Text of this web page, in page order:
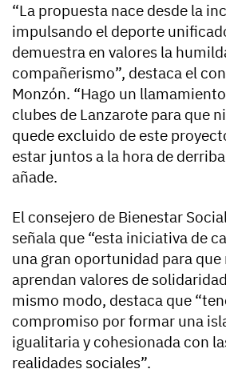
“La propuesta nace desde la
impulsando el deporte
demuestra en valores la
compañerismo”, destaca el
Monzón. “Hago un
clubes de Lanzarote para que
quede excluido de este
estar juntos a la hora de
añade.
El consejero de Bienestar
señala que “esta iniciativa de
una gran oportunidad para que
aprendan valores de
mismo modo, destaca que
compromiso por formar una
igualitaria y cohesionada con
realidades sociales”.